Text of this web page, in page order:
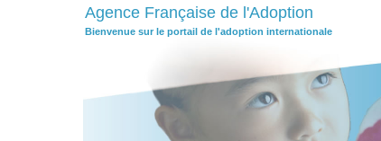
Agence Française de l'Adoption
Bienvenue sur le portail de l'adoption internationale